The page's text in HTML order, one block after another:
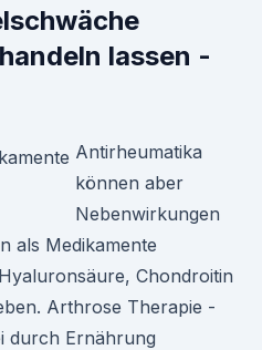
lassen -
Antirheumatika
können aber
Nebenwirkungen
als Medikamente
Chondroitin
Arthrose Therapie -
durch Ernährung